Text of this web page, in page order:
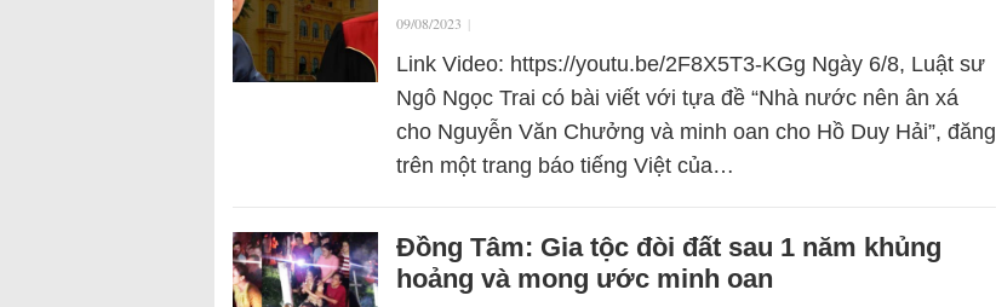
09/08/2023 |
Link Video: https://youtu.be/2F8X5T3-KGg Ngày 6/8, Luật sư
Ngô Ngọc Trai có bài viết với tựa đề “Nhà nước nên ân xá
cho Nguyễn Văn Chưởng và minh oan cho Hồ Duy Hải”, đăng
trên một trang báo tiếng Việt của…
Đồng Tâm: Gia tộc đòi đất sau 1 năm khủng
hoảng và mong ước minh oan